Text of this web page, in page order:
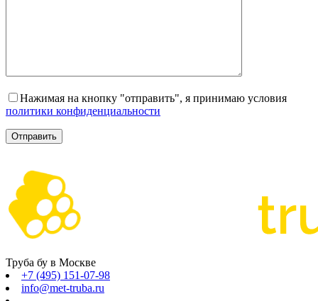
Нажимая на кнопку "отправить", я принимаю условия
политики конфиденциальности
Труба бу в Москве
+7 (495) 151-07-98
info@met-truba.ru